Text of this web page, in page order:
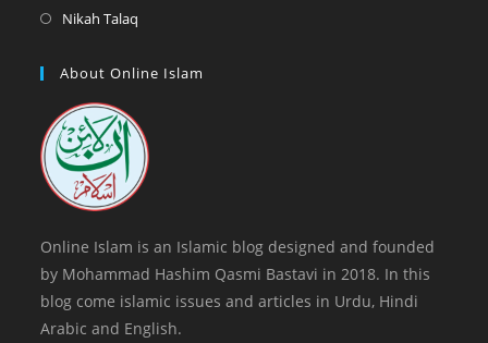
tab
in
new
Nikah Talaq
a
tab
About Online Islam
Online Islam is an Islamic blog designed and founded
by Mohammad Hashim Qasmi Bastavi in 2018. In this
blog come islamic issues and articles in Urdu, Hindi
Arabic and English.